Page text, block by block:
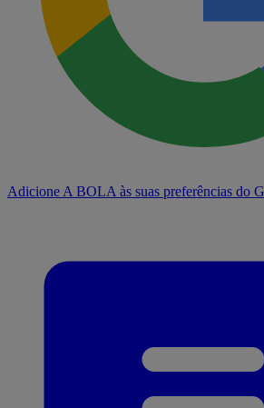
Adicione A BOLA às suas preferências do